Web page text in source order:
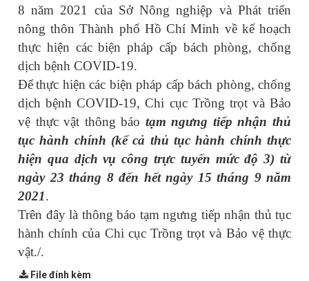
8 năm 2021 của Sở Nông nghiệp và Phát triển
nông thôn Thành phố Hồ Chí Minh về kế hoạch
thực hiện các biện pháp cấp bách phòng, chống
dịch bệnh COVID-19.
Để thực hiện các biện pháp cấp bách phòng, chống
dịch bệnh COVID-19, Chi cục Trồng trọt và Bảo
vệ thực vật thông báo tạm ngưng tiếp nhận thủ
tục hành chính (kể cả thủ tục hành chính thực
hiện qua dịch vụ công trực tuyến mức độ 3) từ
ngày 23 tháng 8 đến hết ngày 15 tháng 9 năm
2021.
Trên đây là thông báo tạm ngưng tiếp nhận thủ tục
hành chính của Chi cục Trồng trọt và Bảo vệ thực
vật./.
File đính kèm